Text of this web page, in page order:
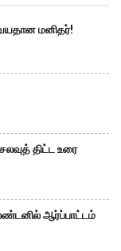
மனிதர்!
திட்ட உரை
ஆர்ப்பாட்டம்